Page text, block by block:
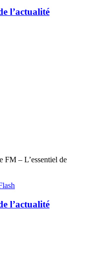
l’actualité
FM – L’essentiel de
l’actualité